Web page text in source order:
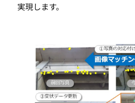
実現します。